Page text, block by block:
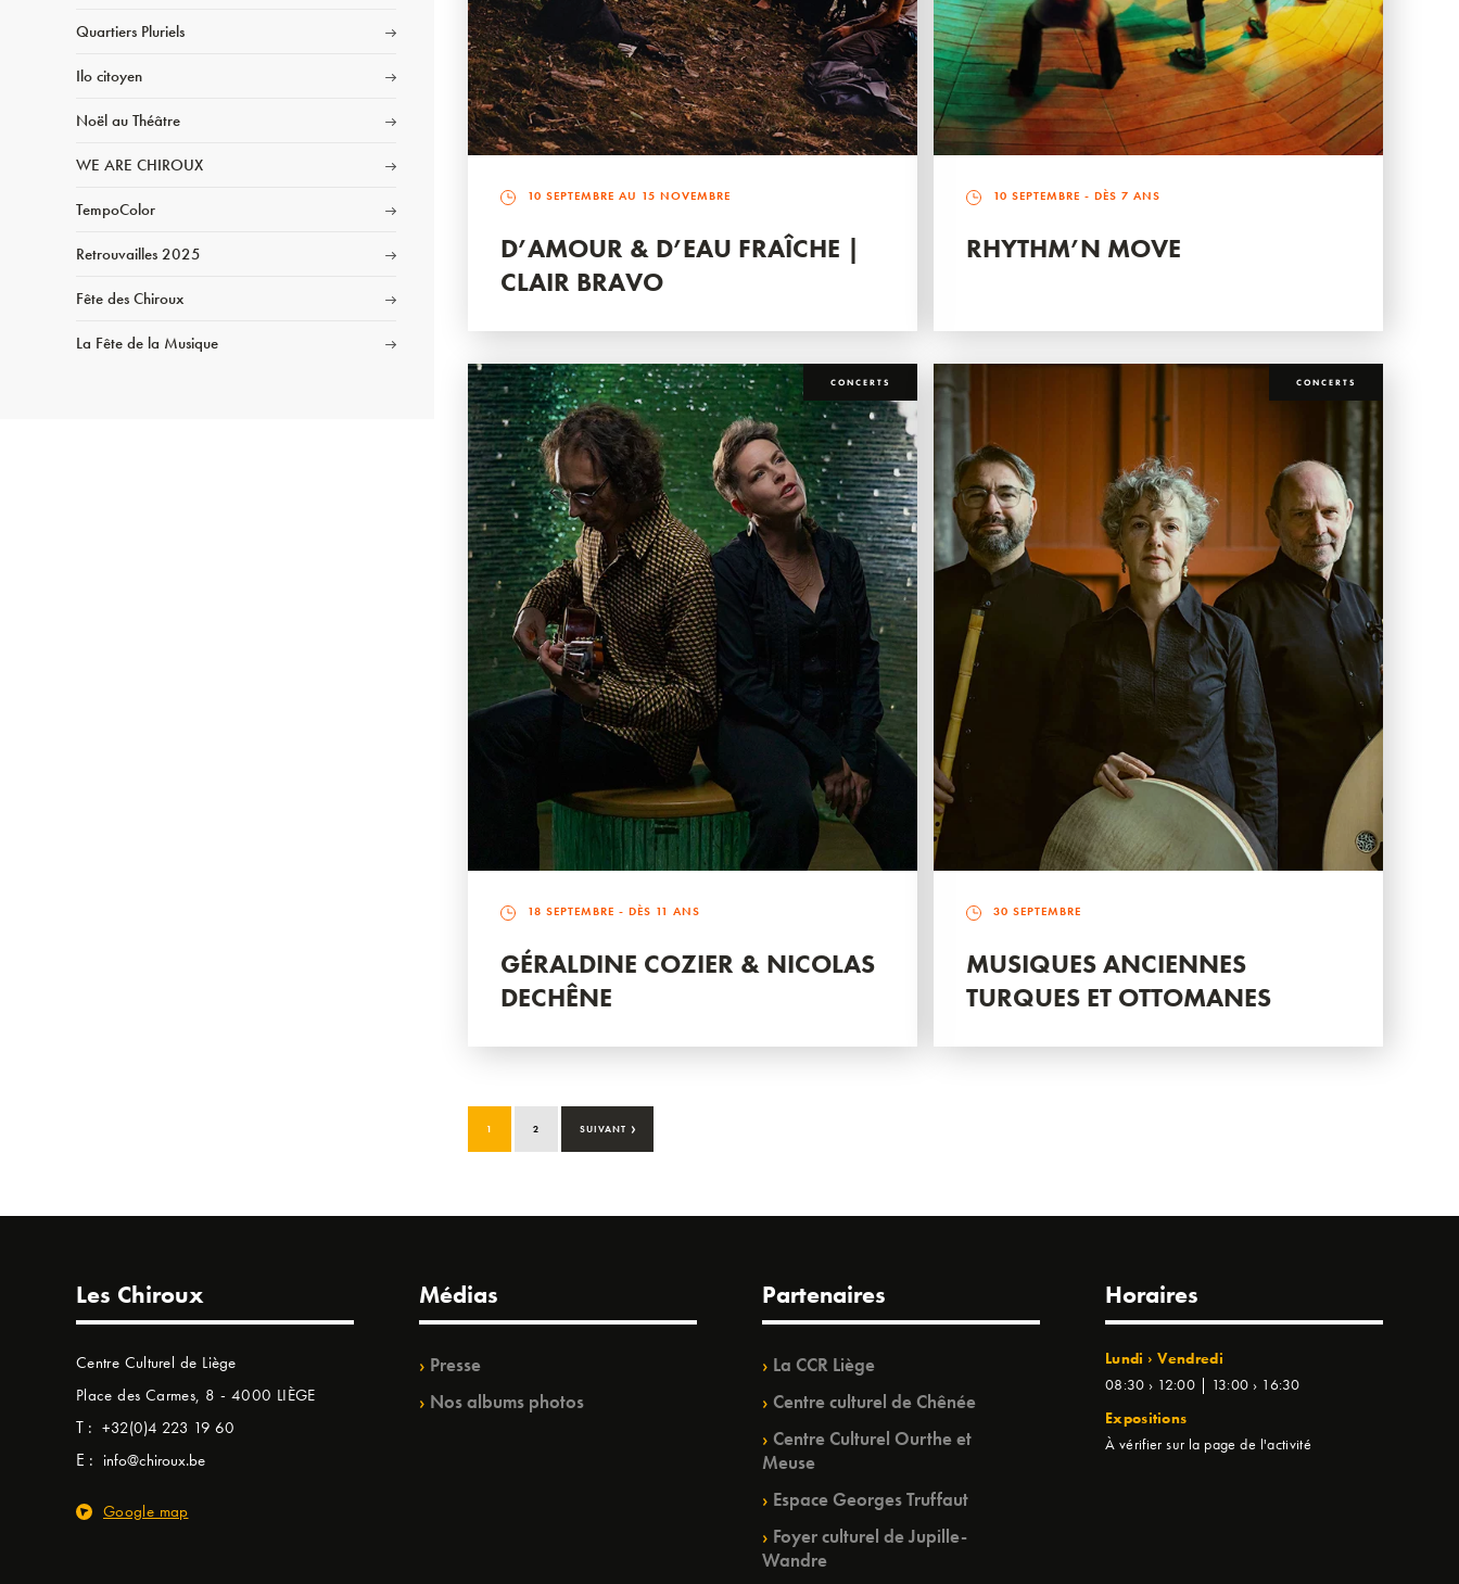
Quartiers Pluriels
Ilo citoyen
Noël au Théâtre
WE ARE CHIROUX
TempoColor
Retrouvailles 2025
Fête des Chiroux
La Fête de la Musique
10 SEPTEMBRE AU 15 NOVEMBRE
D’AMOUR & D’EAU FRAÎCHE |
CLAIR BRAVO
10 SEPTEMBRE - DÈS 7 ANS
RHYTHM’N MOVE
CONCERTS
18 SEPTEMBRE - DÈS 11 ANS
GÉRALDINE COZIER & NICOLAS
DECHÊNE
CONCERTS
30 SEPTEMBRE
MUSIQUES ANCIENNES
TURQUES ET OTTOMANES
1 2 SUIVANT ›
Les Chiroux
Centre Culturel de Liège
Place des Carmes, 8 - 4000 LIÈGE
T : +32(0)4 223 19 60
E : info@chiroux.be
Google map
Médias
Presse
Nos albums photos
Partenaires
La CCR Liège
Centre culturel de Chênée
Centre Culturel Ourthe et
Meuse
Espace Georges Truffaut
Foyer culturel de Jupille-
Wandre
Horaires
Lundi › Vendredi
08:30 › 12:00 | 13:00 › 16:30
Expositions
À vérifier sur la page de l'activité